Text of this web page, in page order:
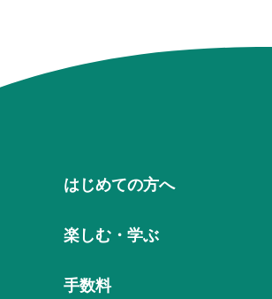
はじめての方へ
楽しむ・学ぶ
手数料